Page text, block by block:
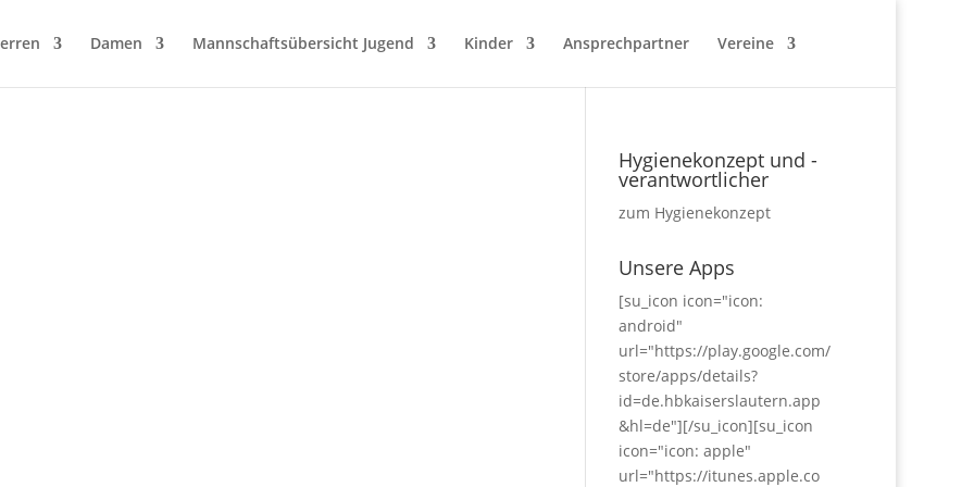
Damen Mannschaftsübersicht Jugend Kinder Ansprechpartner Vereine
Hygienekonzept und -
verantwortlicher
zum Hygienekonzept
Unsere Apps
[su_icon icon="icon:
android"
url="https://play.google.com/
store/apps/details?
id=de.hbkaiserslautern.app
&hl=de"][/su_icon][su_icon
icon="icon: apple"
url="https://itunes.apple.co